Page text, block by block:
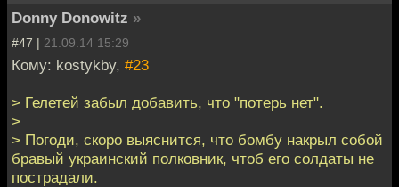
Donny Donowitz »
#47 | 21.09.14 15:29
Кому: kostykby, #23
> Гелетей забыл добавить, что "потерь нет".
>
> Погоди, скоро выяснится, что бомбу накрыл собой
бравый украинский полковник, чтоб его солдаты не
пострадали.